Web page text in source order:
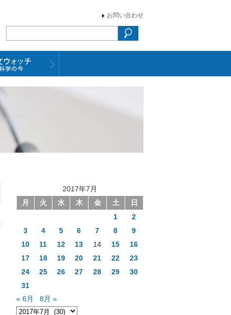
お問い合わせ
2017年7月
月
火 水 木 金 土
日
1
2
3
4 5 6 7 8
9
10
11 12 13 14 15
16
17
18 19 20 21 22
23
24
25 26 27 28 29
30
31
« 6月
8月 »